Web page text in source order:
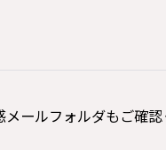
ールフォルダもご確認